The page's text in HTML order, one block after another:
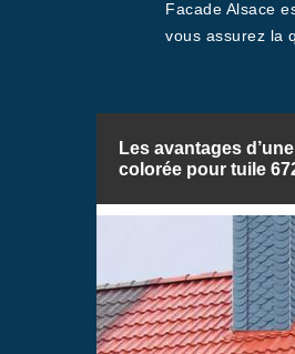
Facade Alsace
vous assurez la
Les avantages
colorée pour tuile